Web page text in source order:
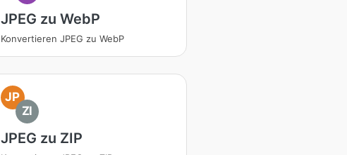
JPEG zu WebP
Konvertieren JPEG zu WebP
JP
ZI
JPEG zu ZIP